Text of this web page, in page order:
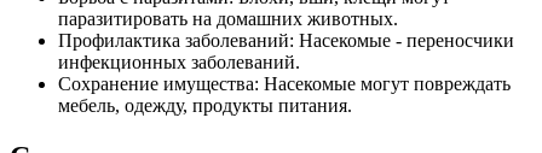
паразитировать на домашних животных.
Профилактика заболеваний: Насекомые - переносчики
инфекционных заболеваний.
Сохранение имущества: Насекомые могут повреждать
мебель, одежду, продукты питания.